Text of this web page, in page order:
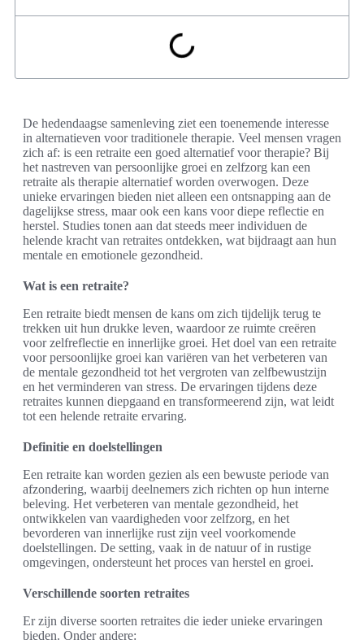
De hedendaagse samenleving ziet een toenemende interesse
in alternatieven voor traditionele therapie. Veel mensen vragen
zich af: is een retraite een goed alternatief voor therapie? Bij
het nastreven van persoonlijke groei en zelfzorg kan een
retraite als therapie alternatief worden overwogen. Deze
unieke ervaringen bieden niet alleen een ontsnapping aan de
dagelijkse stress, maar ook een kans voor diepe reflectie en
herstel. Studies tonen aan dat steeds meer individuen de
helende kracht van retraites ontdekken, wat bijdraagt aan hun
mentale en emotionele gezondheid.
Wat is een retraite?
Een retraite biedt mensen de kans om zich tijdelijk terug te
trekken uit hun drukke leven, waardoor ze ruimte creëren
voor zelfreflectie en innerlijke groei. Het doel van een retraite
voor persoonlijke groei kan variëren van het verbeteren van
de mentale gezondheid tot het vergroten van zelfbewustzijn
en het verminderen van stress. De ervaringen tijdens deze
retraites kunnen diepgaand en transformeerend zijn, wat leidt
tot een helende retraite ervaring.
Definitie en doelstellingen
Een retraite kan worden gezien als een bewuste periode van
afzondering, waarbij deelnemers zich richten op hun interne
beleving. Het verbeteren van mentale gezondheid, het
ontwikkelen van vaardigheden voor zelfzorg, en het
bevorderen van innerlijke rust zijn veel voorkomende
doelstellingen. De setting, vaak in de natuur of in rustige
omgevingen, ondersteunt het proces van herstel en groei.
Verschillende soorten retraites
Er zijn diverse soorten retraites die ieder unieke ervaringen
bieden. Onder andere: